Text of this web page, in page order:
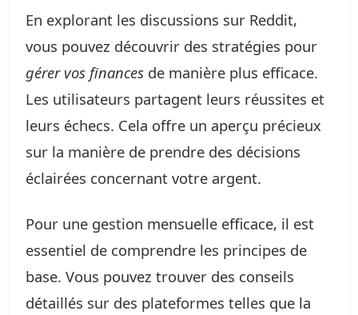
En explorant les discussions sur Reddit,
vous pouvez découvrir des stratégies pour
gérer vos finances de manière plus efficace.
Les utilisateurs partagent leurs réussites et
leurs échecs. Cela offre un aperçu précieux
sur la manière de prendre des décisions
éclairées concernant votre argent.
Pour une gestion mensuelle efficace, il est
essentiel de comprendre les principes de
base. Vous pouvez trouver des conseils
détaillés sur des plateformes telles que la